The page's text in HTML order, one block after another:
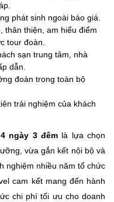
phát sinh ngoài báo giá.
thân thiện, am hiểu điểm
tour đoàn.
sạn trung tâm, nhà
dẫn.
đoàn trong toàn bộ
trải nghiệm của khách
ngày 3 đêmlà lựa chọn
vừa gắn kết nội bộ và
nghiệm nhiều năm tổ chức
cam kết mang đến hành
chi phí tối ưu cho doanh